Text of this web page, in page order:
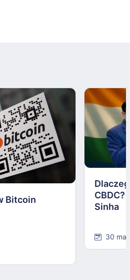
Bitcoin
CBDC?
Sinha
30